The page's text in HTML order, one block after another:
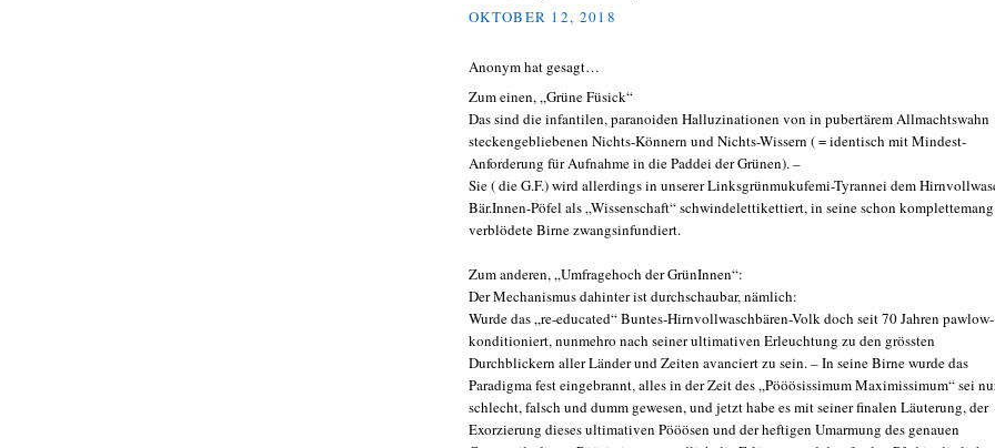
OKTOBER 12, 2018
Anonym hat gesagt…
Zum einen, „Grüne Füsick“
Das sind die infantilen, paranoiden Halluzinationen von in pubertärem Allmachtswahn
steckengebliebenen Nichts-Könnern und Nichts-Wissern ( = identisch mit Mindest-
Anforderung für Aufnahme in die Paddei der Grünen). –
Sie ( die G.F.) wird allerdings in unserer Linksgrünmukufemi-Tyrannei dem
Bär.Innen-Pöfel als „Wissenschaft“ schwindelettikettiert, in seine schon komplettemang
verblödete Birne zwangsinfundiert.
Zum anderen, „Umfragehoch der GrünInnen“:
Der Mechanismus dahinter ist durchschaubar, nämlich:
Wurde das „re-educated“ Buntes-Hirnvollwaschbären-Volk doch seit 70 Jahren pawlow-
konditioniert, nunmehro nach seiner ultimativen Erleuchtung zu den grössten
Durchblickern aller Länder und Zeiten avanciert zu sein. – In seine Birne wurde das
Paradigma fest eingebrannt, alles in der Zeit des „Pööösissimum Maximissimum“ sei
schlecht, falsch und dumm gewesen, und jetzt habe es mit seiner finalen Läuterung, der
Exorzierung dieses ultimativen Pööösen und der heftigen Umarmung des genauen